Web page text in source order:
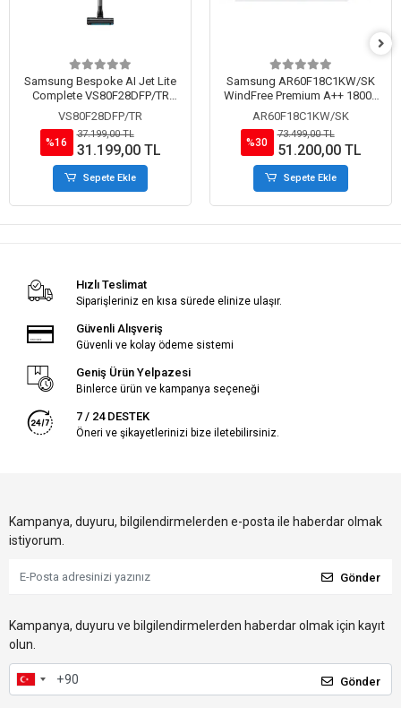
Samsung Bespoke AI Jet Lite
Complete VS80F28DFP/TR
Islak Kuru Şarjlı Dikey Süpürge
VS80F28DFP/TR
%16
37.199,00 TL
31.199,00 TL
Sepete Ekle
Samsung AR60F18C1KW/SK
WindFree Premium A++ 18000
BTU Inverter Duvar Tipi Split
Klima
AR60F18C1KW/SK
%30
73.499,00 TL
51.200,00 TL
Sepete Ekle
Hızlı Teslimat
Siparişleriniz en kısa sürede elinize ulaşır.
Güvenli Alışveriş
Güvenli ve kolay ödeme sistemi
Geniş Ürün Yelpazesi
Binlerce ürün ve kampanya seçeneği
7 / 24 DESTEK
Öneri ve şikayetlerinizi bize iletebilirsiniz.
Kampanya, duyuru, bilgilendirmelerden e-posta ile haberdar olmak
istiyorum.
Gönder
Kampanya, duyuru ve bilgilendirmelerden haberdar olmak için kayıt
olun.
Gönder